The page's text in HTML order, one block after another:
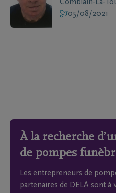
Comblain-La-
05/08/2021
À la recherche
de pompes
Les entrepreneurs de
partenaires de DELA sont